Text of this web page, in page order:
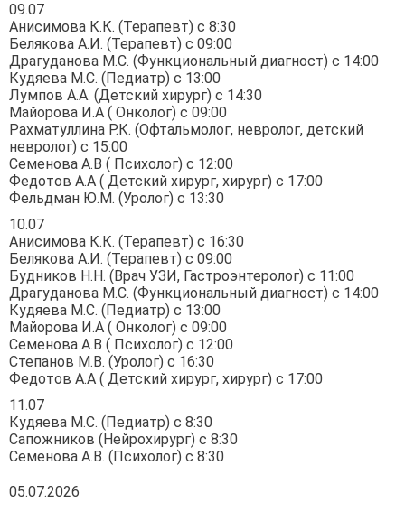
09.07
Анисимова К.К. (Терапевт) с 8:30
Белякова А.И. (Терапевт) с 09:00
Драгуданова М.С. (Функциональный диагност) с 14:00
Кудяева М.С. (Педиатр) с 13:00
Лумпов А.А. (Детский хирург) с 14:30
Майорова И.А ( Онколог) с 09:00
Рахматуллина Р.К. (Офтальмолог, невролог, детский
невролог) с 15:00
Семенова А.В ( Психолог) с 12:00
Федотов А.А ( Детский хирург, хирург) с 17:00
Фельдман Ю.М. (Уролог) с 13:30
10.07
Анисимова К.К. (Терапевт) с 16:30
Белякова А.И. (Терапевт) с 09:00
Будников Н.Н. (Врач УЗИ, Гастроэнтеролог) с 11:00
Драгуданова М.С. (Функциональный диагност) с 14:00
Кудяева М.С. (Педиатр) с 13:00
Майорова И.А ( Онколог) с 09:00
Семенова А.В ( Психолог) с 12:00
Степанов М.В. (Уролог) с 16:30
Федотов А.А ( Детский хирург, хирург) с 17:00
11.07
Кудяева М.С. (Педиатр) с 8:30
Сапожников (Нейрохирург) с 8:30
Семенова А.В. (Психолог) с 8:30
05.07.2026